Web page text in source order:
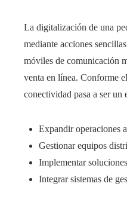
La digitalización de una
mediante acciones
móviles de comunicación
venta en línea. Conforme
conectividad pasa a ser un
Expandir operaciones
Gestionar equipos
Implementar
Integrar sistemas de